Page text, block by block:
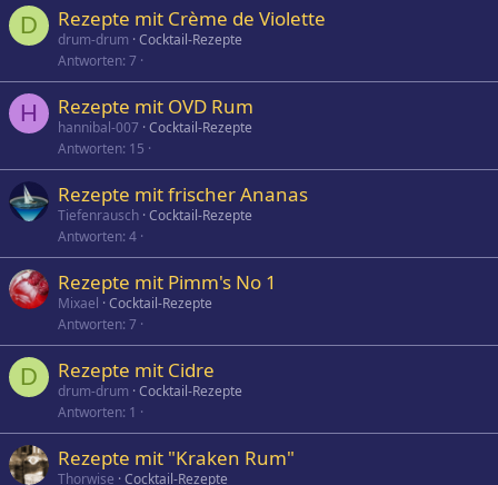
D Rezepte mit Crème de Violette
drum-drum Cocktail-Rezepte
Antworten 7
H Rezepte mit OVD Rum
hannibal-007 Cocktail-Rezepte
Antworten 15
Rezepte mit frischer Ananas
Tiefenrausch Cocktail-Rezepte
Antworten 4
Rezepte mit Pimm's No 1
Mixael Cocktail-Rezepte
Antworten 7
D Rezepte mit Cidre
drum-drum Cocktail-Rezepte
Antworten 1
Rezepte mit "Kraken Rum"
Thorwise Cocktail-Rezepte